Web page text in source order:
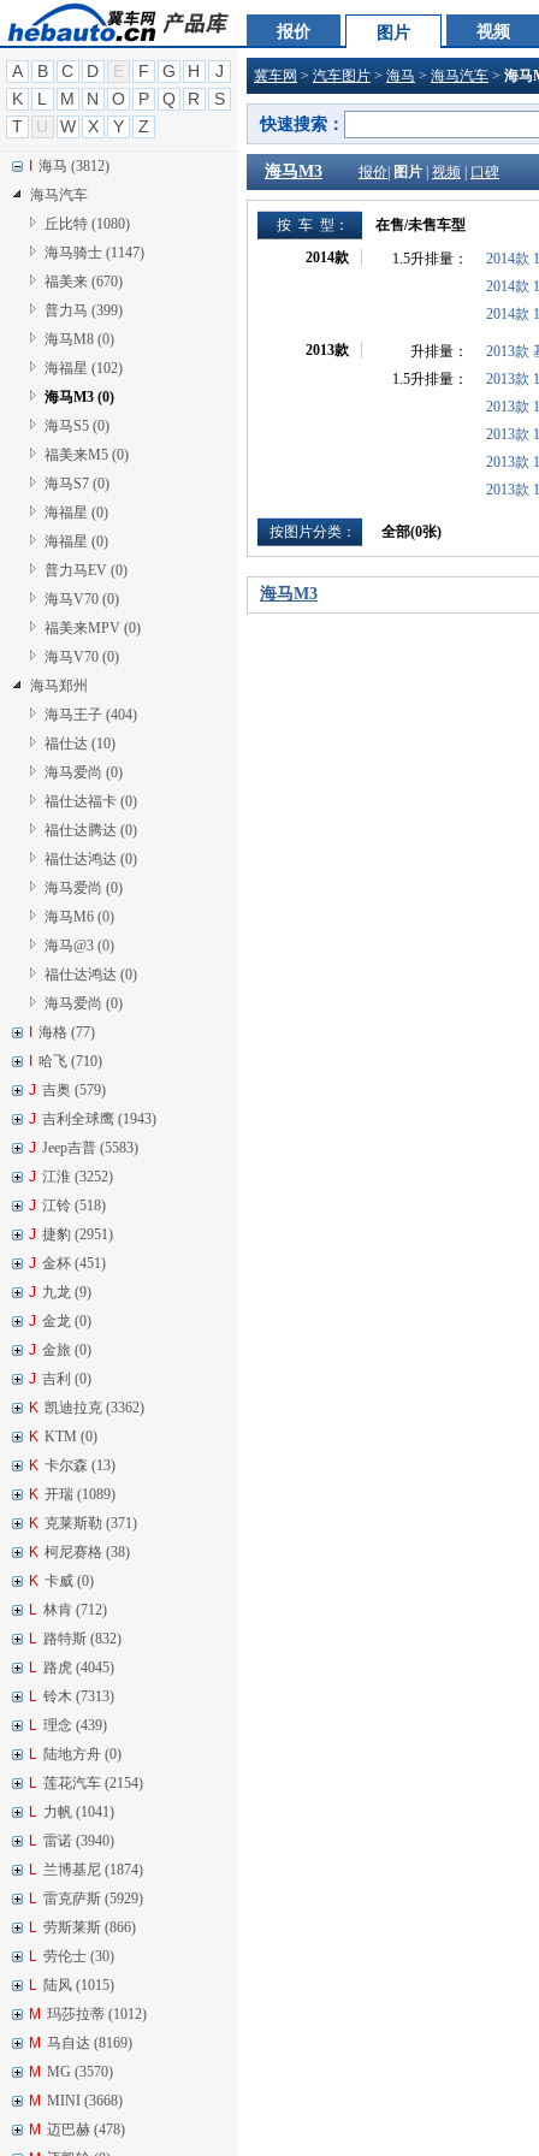
报价 图片 视频
A B C D E F G H
J
K
L M N O P Q R
S
T
U W X Y Z
I 恒天 (0)
I 哈弗 (0)
I 黄海 (634)
I 华泰 (1584)
I 悍马 (334)
海马 (3812)
海马汽车
丘比特 (1080)
海马骑士 (1147)
福美来 (670)
普力马 (399)
海马M8 (0)
海福星 (102)
海马M3 (0)
海马S5 (0)
福美来M5 (0)
海马S7 (0)
海福星 (0)
海福星 (0)
普力马EV (0)
海马V70 (0)
福美来MPV (0)
海马V70 (0)
海马郑州
海马王子 (404)
福仕达 (10)
海马爱尚 (0)
福仕达福卡 (0)
福仕达腾达 (0)
福仕达鸿达 (0)
海马爱尚 (0)
海马M6 (0)
海马@3 (0)
福仕达鸿达 (0)
海马爱尚 (0)
海格 (77)
哈飞 (710)
J 吉奥 (579)
J 吉利全球鹰 (1943)
J Jeep吉普 (5583)
J 江淮 (3252)
J 江铃 (518)
J 捷豹 (2951)
J 金杯 (451)
J 九龙 (9)
J 金龙 (0)
J 金旅 (0)
J 吉利 (0)
K 凯迪拉克 (3362)
K KTM (0)
K 卡尔森 (13)
K 开瑞 (1089)
K 克莱斯勒 (371)
K 柯尼赛格 (38)
K 卡威 (0)
L 林肯 (712)
L 路特斯 (832)
L 路虎 (4045)
L 铃木 (7313)
L 理念 (439)
L 陆地方舟 (0)
L 莲花汽车 (2154)
L 力帆 (1041)
L 雷诺 (3940)
L 兰博基尼 (1874)
L 雷克萨斯 (5929)
L 劳斯莱斯 (866)
L 劳伦士 (30)
L 陆风 (1015)
M 玛莎拉蒂 (1012)
M 马自达 (8169)
M MG (3570)
M MINI (3668)
M 迈巴赫 (478)
冀车网 > 汽车图片 > 海马 > 海马汽车 > 海马
快速搜索：
海马M3 报价 图片 视频 口碑
按 车 型：
在售/未售车型
2014款
1.5升排量：
2014款
2014款
2014款
2013款 升排量：
2013款
1.5升排量：
2013款
2013款
2013款
2013款
2013款
按图片分类： 全部(0张)
海马M3